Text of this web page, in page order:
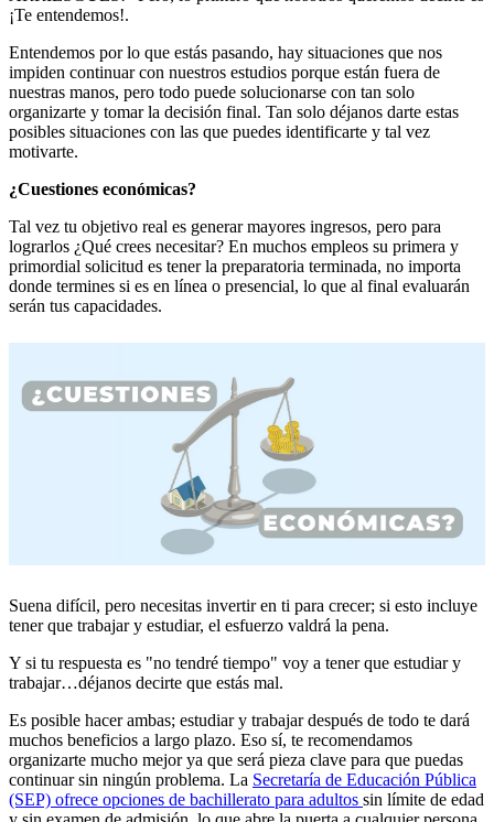
¡Te entendemos!.
Entendemos por lo que estás pasando, hay situaciones que nos
impiden continuar con nuestros estudios porque están fuera de
nuestras manos, pero todo puede solucionarse con tan solo
organizarte y tomar la decisión final. Tan solo déjanos darte estas
posibles situaciones con las que puedes identificarte y tal vez
motivarte.
¿Cuestiones económicas?
Tal vez tu objetivo real es generar mayores ingresos, pero para
lograrlos ¿Qué crees necesitar? En muchos empleos su primera y
primordial solicitud es tener la preparatoria terminada, no importa
donde termines si es en línea o presencial, lo que al final evaluarán
serán tus capacidades.
Suena difícil, pero necesitas invertir en ti para crecer; si esto incluye
tener que trabajar y estudiar, el esfuerzo valdrá la pena.
Y si tu respuesta es "no tendré tiempo" voy a tener que estudiar y
trabajar…déjanos decirte que estás mal.
Es posible hacer ambas; estudiar y trabajar después de todo te dará
muchos beneficios a largo plazo. Eso sí, te recomendamos
organizarte mucho mejor ya que será pieza clave para que puedas
continuar sin ningún problema. La Secretaría de Educación Pública
(SEP) ofrece opciones de bachillerato para adultos sin límite de edad